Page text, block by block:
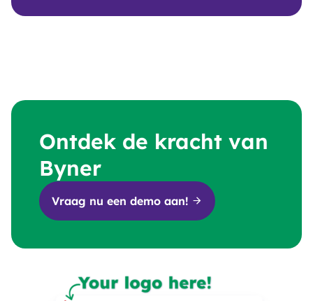
Ontdek de kracht van
Byner
Vraag nu een demo aan!